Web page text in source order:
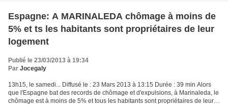
Espagne: A MARINALEDA chômage à moins de
5% et ts les habitants sont propriétaires de leur
logement
Publié le 23/03/2013 à 19:34
Par Jocegaly
13h15, le samedi... Diffusé le : 23 Mars 2013 à 13:15 Durée : 39 min Alors
que l'Espagne bat des records de chômage et d'expulsions, à Marinaleda, le
chômage est à moins de 5% et tous les habitants sont propriétaires de leur